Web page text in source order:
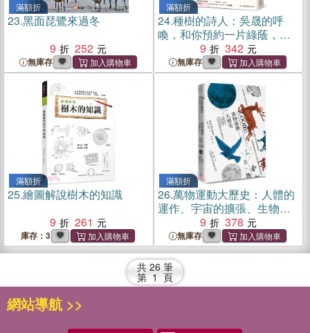
滿額折
23.黑面琵鷺來過冬
9
252
無庫存
滿額折
24.種樹的詩人：吳晟的呼
喚，和你預約一片綠蔭，一
座未來森林
9 342
無庫存
滿額折
25.繪圖解說樹木的知識
9
261
庫存：3
滿額折
26.萬物運動大歷史：人體的
運作、宇宙的擴張、生物的
演化，自然界的運動如何改
變世界？
9 378
無庫存
共 26 筆
第 1 頁
網站導航 >>